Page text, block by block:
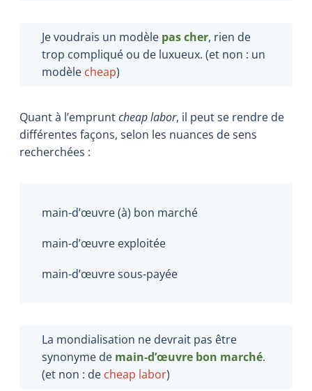
Je voudrais un modèle pas cher, rien de
trop compliqué ou de luxueux. (et non : un
modèle cheap)
Quant à l’empruntcheap labor, il peut se rendre de
différentes façons, selon les nuances de sens
recherchées :
main-d’œuvre (à) bon marché
main-d’œuvre exploitée
main-d’œuvre sous-payée
La mondialisation ne devrait pas être
synonyme de main-d’œuvre bon marché.
(et non : de cheap labor)